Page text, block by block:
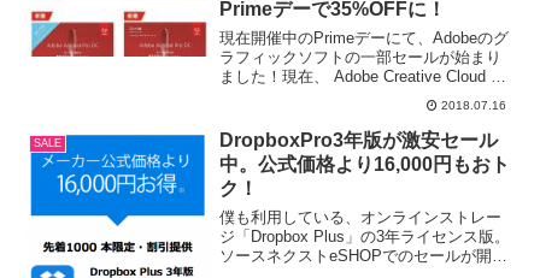
Primeデーで35%OFFに！
現在開催中のPrimeデーにて、Adobeのグ
ラフィックソフトの一部セールが始まり
ました！現在、 Adobe Creative Cloud コ
ンプリート|12か月版|オンラインコード版
がレジにて35%OFFのPRIME DAYセール
で発売中...
2018.07.16
SALE
DropboxPro3年版が激安セール
中。公式価格より16,000円もおト
ク！
僕も利用している、オンラインストレー
ジ「Dropbox Plus」の3年ライセンス版。
ソースネクストeSHOPでのセールが開始